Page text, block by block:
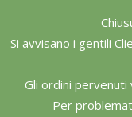
Si avvisano i gentili
Gli ordini
Per
content